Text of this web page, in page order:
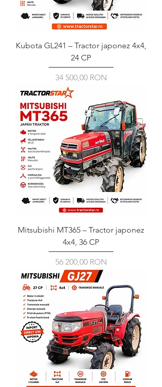
Kubota GL241 – Tractor japonez 4x4,
24 CP
Ár
34 500,00 RON
Mitsubishi MT365 – Tractor japonez
4x4, 36 CP
Ár
56 200,00 RON